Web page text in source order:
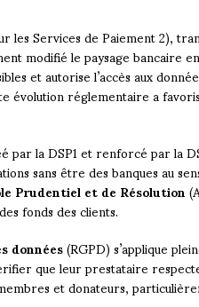
les Services de Paiement 2),
modifié le paysage bancaire
et autorise l’accès aux
évolution réglementaire a
par la DSP1 et renforcé par la
sans être des banques au
Prudentiel et de Résolution
fonds des clients.
données(RGPD) s’applique
que leur prestataire
et donateurs,